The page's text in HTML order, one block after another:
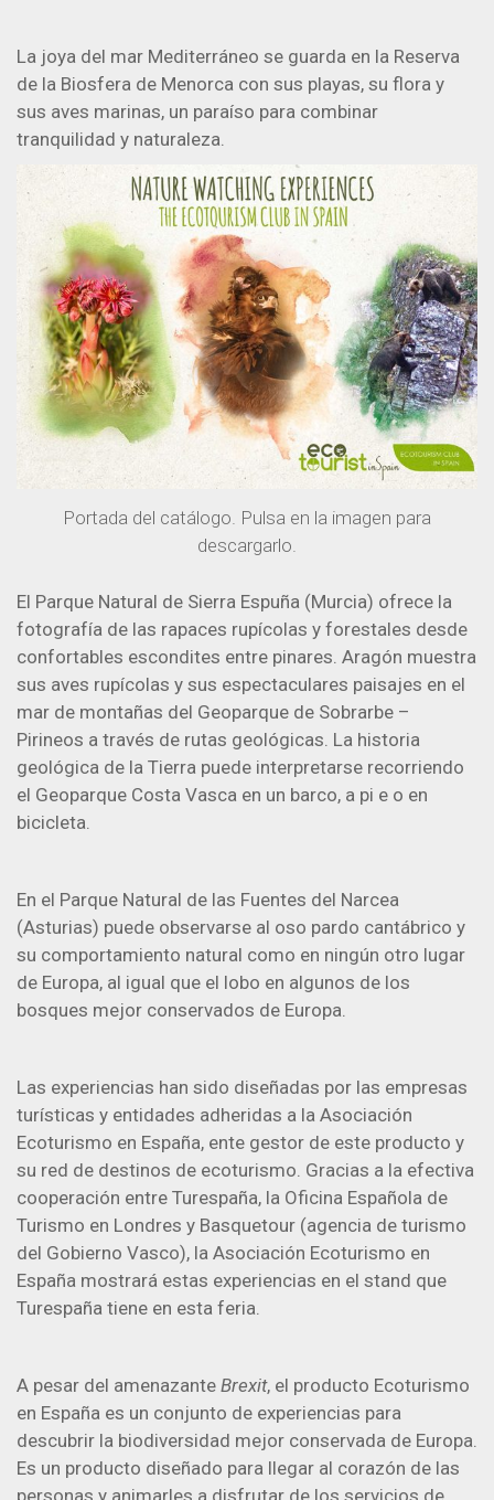
La joya del mar Mediterráneo se guarda en la Reserva
de la Biosfera de Menorca con sus playas, su flora y
sus aves marinas, un paraíso para combinar
tranquilidad y naturaleza.
Portada del catálogo. Pulsa en la imagen para
descargarlo.
El Parque Natural de Sierra Espuña (Murcia) ofrece la
fotografía de las rapaces rupícolas y forestales desde
confortables escondites entre pinares. Aragón muestra
sus aves rupícolas y sus espectaculares paisajes en el
mar de montañas del Geoparque de Sobrarbe –
Pirineos a través de rutas geológicas. La historia
geológica de la Tierra puede interpretarse recorriendo
el Geoparque Costa Vasca en un barco, a pi e o en
bicicleta.
En el Parque Natural de las Fuentes del Narcea
(Asturias) puede observarse al oso pardo cantábrico y
su comportamiento natural como en ningún otro lugar
de Europa, al igual que el lobo en algunos de los
bosques mejor conservados de Europa.
Las experiencias han sido diseñadas por las empresas
turísticas y entidades adheridas a la Asociación
Ecoturismo en España, ente gestor de este producto y
su red de destinos de ecoturismo. Gracias a la efectiva
cooperación entre Turespaña, la Oficina Española de
Turismo en Londres y Basquetour (agencia de turismo
del Gobierno Vasco), la Asociación Ecoturismo en
España mostrará estas experiencias en el stand que
Turespaña tiene en esta feria.
A pesar del amenazante Brexit, el producto Ecoturismo
en España es un conjunto de experiencias para
descubrir la biodiversidad mejor conservada de Europa.
Es un producto diseñado para llegar al corazón de las
personas y animarles a disfrutar de los servicios de